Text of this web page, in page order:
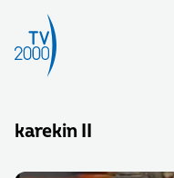
karekin II